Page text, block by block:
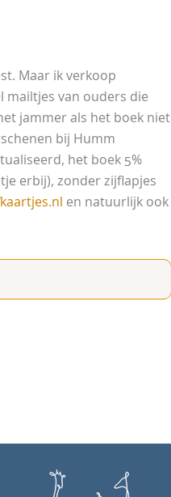
Maar ik verkoop
mailtjes van ouders die
jammer als het boek niet
bij Humm
het boek 5%
erbij), zonder zijflapjes
en natuurlijk ook